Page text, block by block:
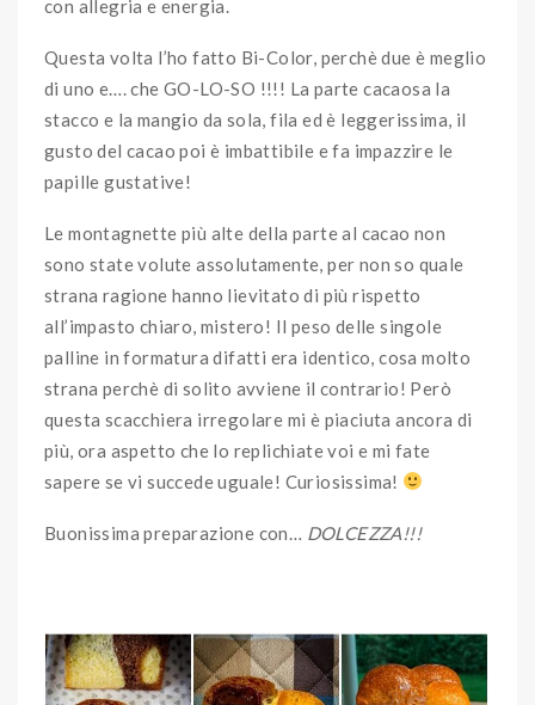
con allegria e energia.
Questa volta l’ho fatto Bi-Color, perchè due è meglio
di uno e…. che GO-LO-SO !!!! La parte cacaosa la
stacco e la mangio da sola, fila ed è leggerissima, il
gusto del cacao poi è imbattibile e fa impazzire le
papille gustative!
Le montagnette più alte della parte al cacao non
sono state volute assolutamente, per non so quale
strana ragione hanno lievitato di più rispetto
all’impasto chiaro, mistero! Il peso delle singole
palline in formatura difatti era identico, cosa molto
strana perchè di solito avviene il contrario! Però
questa scacchiera irregolare mi è piaciuta ancora di
più, ora aspetto che lo replichiate voi e mi fate
sapere se vi succede uguale! Curiosissima!
Buonissima preparazione con… DOLCEZZA!!!